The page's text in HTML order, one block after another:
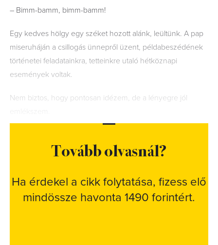
– Bimm-bamm, bimm-bamm!
Egy kedves hölgy egy széket hozott alánk, leültünk. A pap
miseruháján a csillogás ünnepről üzent, példa­beszédének
történetei feladatainkra, tetteinkre utaló hétköznapi
események voltak.
Nem biztos, hogy pontosan idézem, de a lényegre jól
Tovább olvasnál?
Ha érdekel a cikk folytatása, fizess elő
mindössze havonta 1490 forintért.